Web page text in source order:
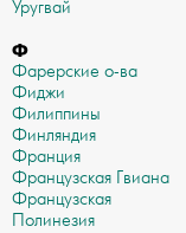
Уругвай
Ф
Фарерские о-ва
Фиджи
Филиппины
Финляндия
Франция
Французская Гвиана
Французская
Полинезия